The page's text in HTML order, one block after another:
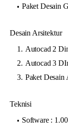
Paket Desain
Desain Arsitektur
Autocad 2
Autocad 3
Paket Desain
Teknisi
Software :